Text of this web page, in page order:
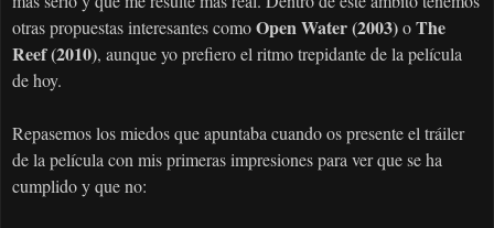
otras propuestas interesantes comoOpen Water (2003)oThe
Reef (2010), aunque yo prefiero el ritmo trepidante de la película
de hoy.
Repasemos los miedos que apuntaba cuando os presente el tráiler
de la película con mis primeras impresiones para ver que se ha
cumplido y que no: